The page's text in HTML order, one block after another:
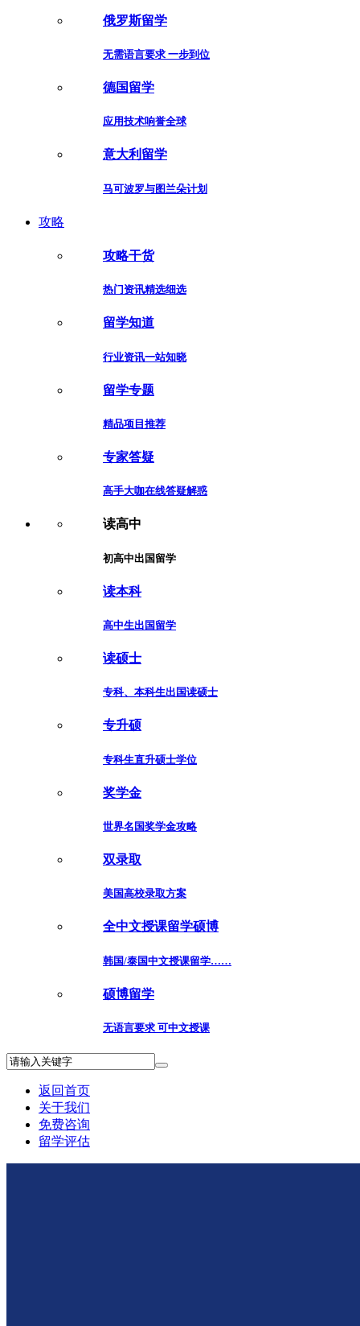
俄罗斯留学
无需语言要求 一步到位
德国留学
应用技术响誉全球
意大利留学
马可波罗与图兰朵计划
攻略
攻略干货
热门资讯精选细选
留学知道
行业资讯一站知晓
留学专题
精品项目推荐
专家答疑
高手大咖在线答疑解惑
读高中
初高中出国留学
读本科
高中生出国留学
读硕士
专科、本科生出国读硕士
专升硕
专科生直升硕士学位
奖学金
世界名国奖学金攻略
双录取
美国高校录取方案
全中文授课留学硕博
韩国/泰国中文授课留学……
硕博留学
无语言要求 可中文授课
返回首页
关于我们
免费咨询
留学评估